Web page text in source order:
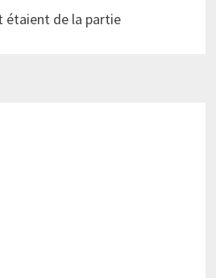
étaient de la partie